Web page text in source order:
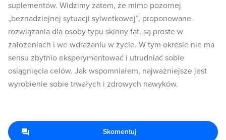
suplementów. Widzimy zatem, że mimo pozornej
„beznadziejnej sytuacji sylwetkowej”, proponowane
rozwiązania dla osoby typu skinny fat, są proste w
założeniach i we wdrażaniu w życie. W tym okresie nie ma
sensu zbytnio eksperymentować i utrudniać sobie
osiągnięcia celów. Jak wspomniałem, najważniejsze jest
wyrobienie sobie trwałych i zdrowych nawyków.
Skomentuj